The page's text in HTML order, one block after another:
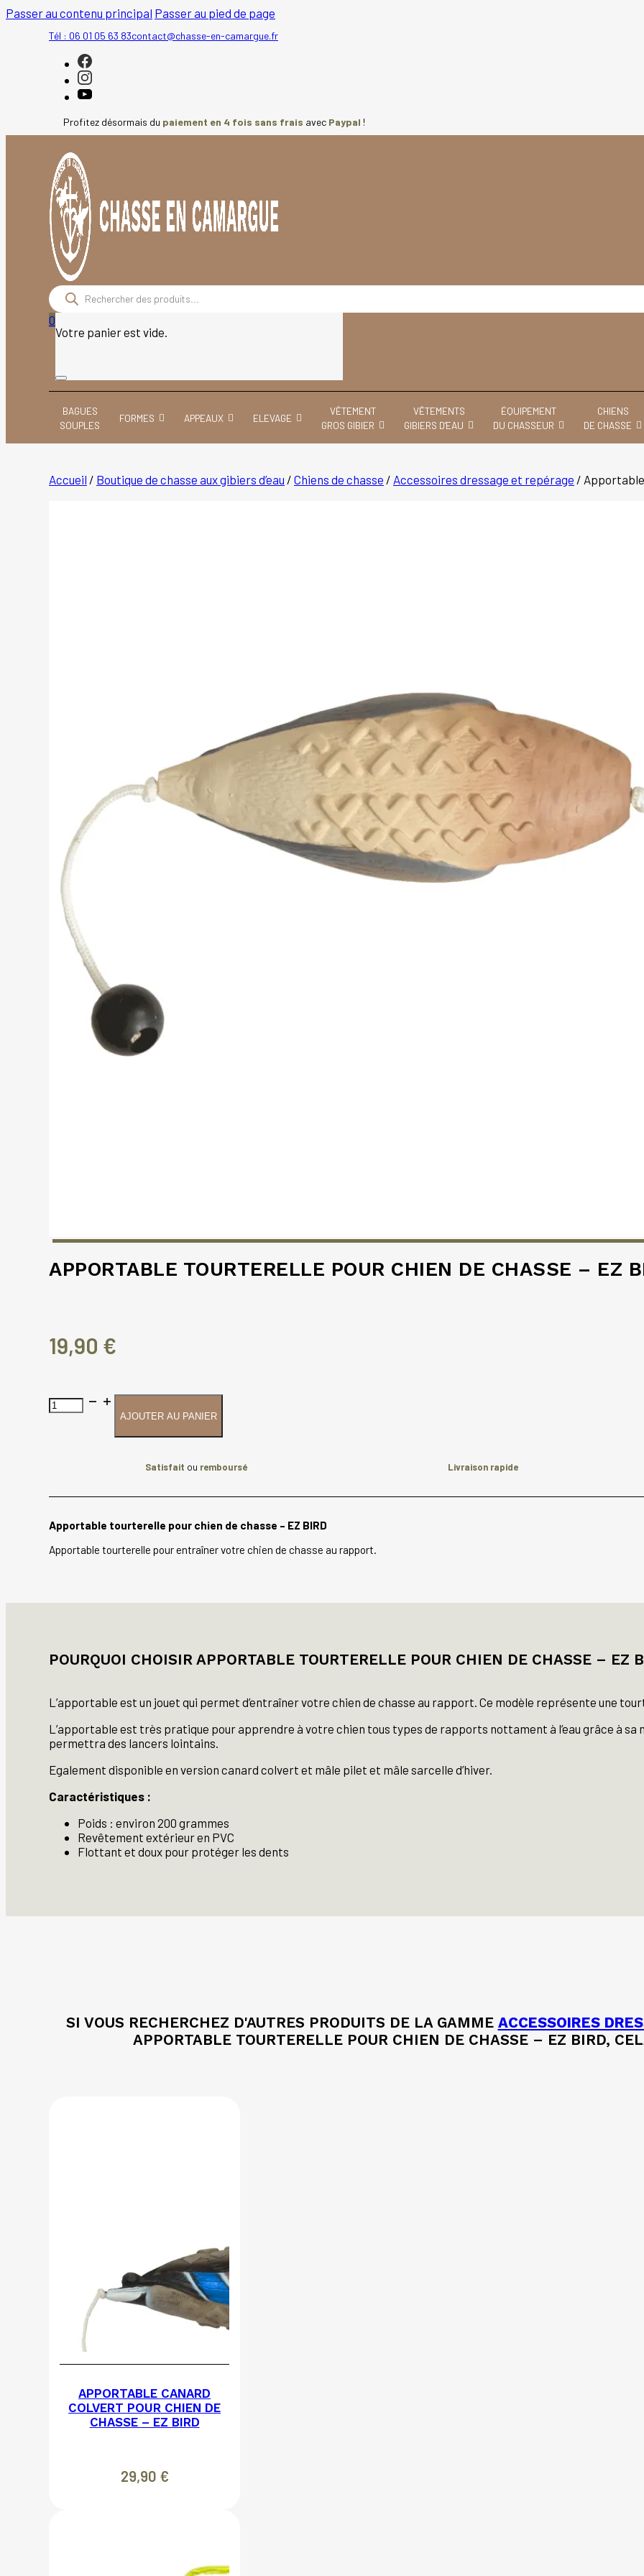
Passer au contenu principal Passer au pied de page
Tél : 06 01 05 63 83contact@chasse-en-camargue.fr
Profitez désormais du paiement en 4 fois sans frais avec Paypal !
Recherche
de
produits
0
Votre panier est vide.
BAGUES
SOUPLES
FORMES APPEAUX ELEVAGE
VÊTEMENT
GROS GIBIER
VÊTEMENTS
GIBIERS D'EAU
ÉQUIPEMENT
DU CHASSEUR
CHIENS
DE CHASSE
Accueil / Boutique de chasse aux gibiers d’eau / Chiens de chasse / Accessoires dressage et repérage /
APPORTABLE TOURTERELLE POUR CHIEN DE CHASSE – EZ
19,90 €
quantité
de
chasse
EZ
BIRD
AJOUTER AU PANIER
Satisfait ou remboursé Livraison rapide
Apportable tourterelle pour chien de chasse – EZ BIRD
Apportable tourterelle pour entraîner votre chien de chasse au rapport.
POURQUOI CHOISIR APPORTABLE TOURTERELLE POUR CHIEN DE CHASSE – EZ
L’apportable est un jouet qui permet d’entraîner votre chien de chasse au rapport. Ce modèle représente une
L’apportable est très pratique pour apprendre à votre chien tous types de rapports nottament à l’eau grâce à
permettra des lancers lointains.
Egalement disponible en version canard colvert et mâle pilet et mâle sarcelle d’hiver.
Caractéristiques :
Poids : environ 200 grammes
Revêtement extérieur en PVC
Flottant et doux pour protéger les dents
SI VOUS RECHERCHEZ D'AUTRES PRODUITS DE LA GAMME ACCESSOIRES
APPORTABLE TOURTERELLE POUR CHIEN DE CHASSE – EZ BIRD,
APPORTABLE CANARD
COLVERT POUR CHIEN DE
CHASSE – EZ BIRD
29,90 €